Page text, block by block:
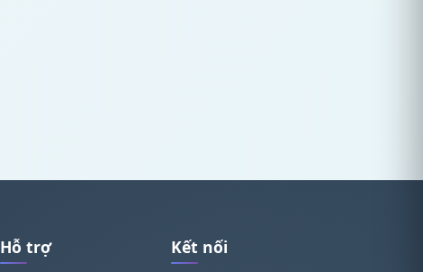
Hỗ trợ Kết nối